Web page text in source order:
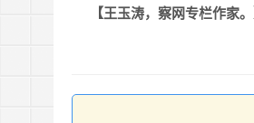
【王玉涛，察网专栏作家。